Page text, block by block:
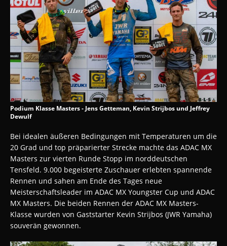
Podium Klasse Masters - Jens Getteman, Kevin Strijbos und Jeffrey
Dewulf
Bei idealen äußeren Bedingungen mit Temperaturen um die
20 Grad und top präparierter Strecke machte das ADAC MX
Masters zur vierten Runde Stopp im norddeutschen
Tensfeld. 9.000 begeisterte Zuschauer erlebten spannende
Rennen und sahen am Ende des Tages neue
Meisterschaftsleader im ADAC MX Youngster Cup und ADAC
MX Masters. Die beiden Rennen der ADAC MX Masters-
Klasse wurden von Gaststarter Kevin Strijbos (JWR Yamaha)
souverän gewonnen.